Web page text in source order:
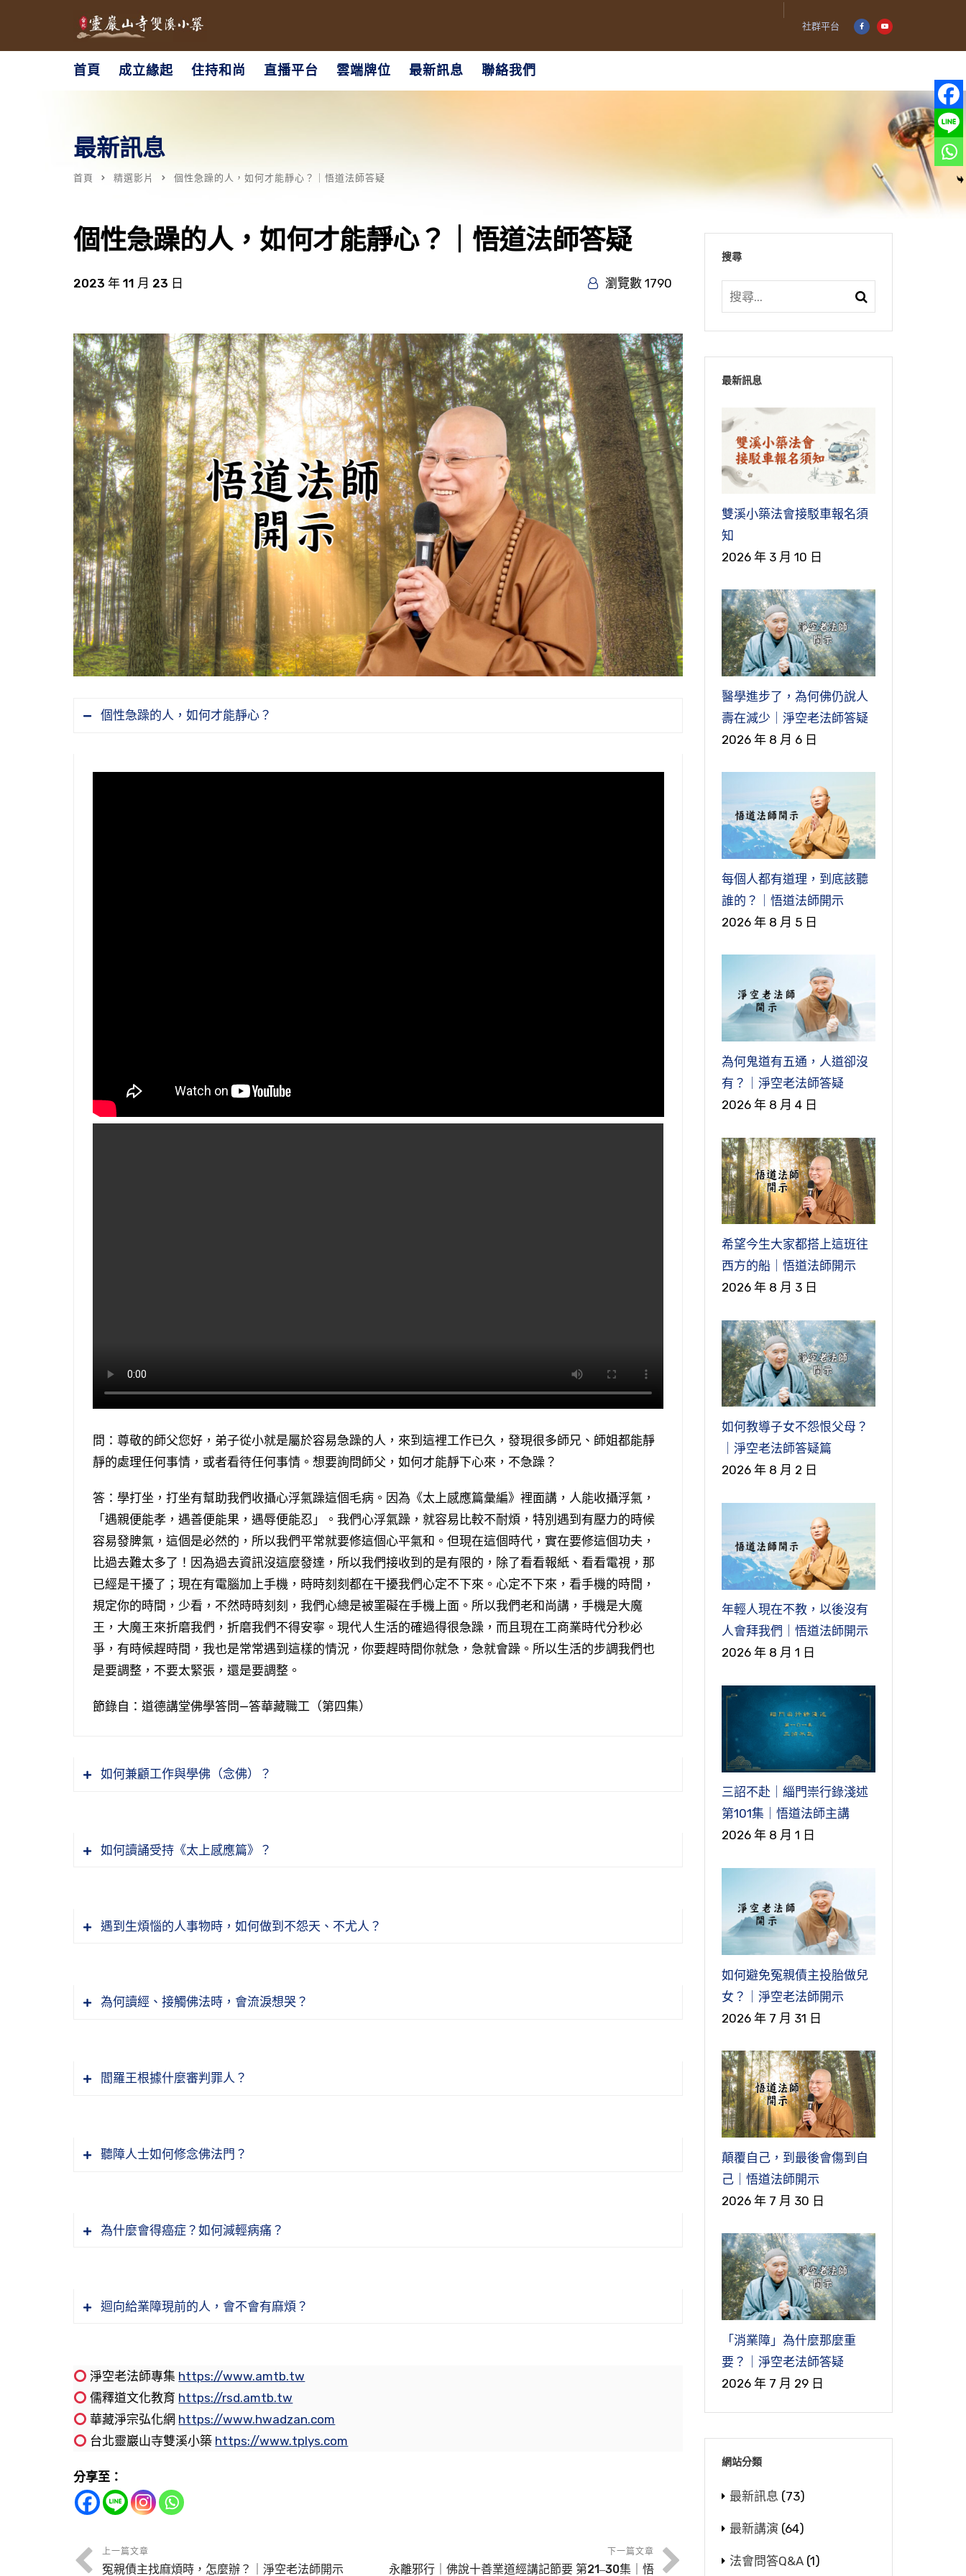
社群平台
首頁 成立緣起 住持和尚 直播平台 雲端牌位 最新訊息 聯絡我們
最新訊息
首頁 精選影片 個性急躁的人，如何才能靜心？｜悟道法師答疑
個性急躁的人，如何才能靜心？｜悟道法師答疑
2023 年 11 月 23 日 瀏覽數 1790
個性急躁的人，如何才能靜心？
問：尊敬的師父您好，弟子從小就是屬於容易急躁的人，來到這裡工作已久，發現很多師兄、師姐都能靜
靜的處理任何事情，或者看待任何事情。想要詢問師父，如何才能靜下心來，不急躁？
答：學打坐，打坐有幫助我們收攝心浮氣躁這個毛病。因為《太上感應篇彙編》裡面講，人能收攝浮氣，
「遇親便能孝，遇善便能果，遇辱便能忍」。我們心浮氣躁，就容易比較不耐煩，特別遇到有壓力的時候
容易發脾氣，這個是必然的，所以我們平常就要修這個心平氣和。但現在這個時代，實在要修這個功夫，
比過去難太多了！因為過去資訊沒這麼發達，所以我們接收到的是有限的，除了看看報紙、看看電視，那
已經是干擾了；現在有電腦加上手機，時時刻刻都在干擾我們心定不下來。心定不下來，看手機的時間，
規定你的時間，少看，不然時時刻刻，我們心總是被罣礙在手機上面。所以我們老和尚講，手機是大魔
王，大魔王來折磨我們，折磨我們不得安寧。現代人生活的確過得很急躁，而且現在工商業時代分秒必
爭，有時候趕時間，我也是常常遇到這樣的情況，你要趕時間你就急，急就會躁。所以生活的步調我們也
是要調整，不要太緊張，還是要調整。
節錄自：道德講堂佛學答問—答華藏職工（第四集）
如何兼顧工作與學佛（念佛）？
問：請教師父，如何兼顧工作與學佛（念佛）？
宜多，定課不要定得太多，如果工作很忙碌，一天定十念法。四十八願第十八願不是定十念法嗎？定課不
如何讀誦受持《太上感應篇》？
遇到生煩惱的人事物時，如何做到不怨天、不尤人？
為何讀經、接觸佛法時，會流淚想哭？
閻羅王根據什麼審判罪人？
聽障人士如何修念佛法門？
為什麼會得癌症？如何減輕病痛？
迴向給業障現前的人，會不會有麻煩？
淨空老法師專集 https://www.amtb.tw
儒釋道文化教育 https://rsd.amtb.tw
華藏淨宗弘化網 https://www.hwadzan.com
台北靈巖山寺雙溪小築 https://www.tplys.com
分享至：
上一篇文章
冤親債主找麻煩時，怎麼辦？｜淨空老法師開示
下一篇文章
永離邪行｜佛說十善業道經講記節要 第21‒30集｜悟
搜尋
最新訊息
雙溪小築法會接駁車報名須
知
2026 年 3 月 10 日
醫學進步了，為何佛仍說人
壽在減少｜淨空老法師答疑
2026 年 8 月 6 日
每個人都有道理，到底該聽
誰的？｜悟道法師開示
2026 年 8 月 5 日
為何鬼道有五通，人道卻沒
有？｜淨空老法師答疑
2026 年 8 月 4 日
希望今生大家都搭上這班往
西方的船｜悟道法師開示
2026 年 8 月 3 日
如何教導子女不怨恨父母？
｜淨空老法師答疑篇
2026 年 8 月 2 日
年輕人現在不教，以後沒有
人會拜我們｜悟道法師開示
2026 年 8 月 1 日
三詔不赴｜緇門崇行錄淺述
第101集｜悟道法師主講
2026 年 8 月 1 日
如何避免冤親債主投胎做兒
女？｜淨空老法師開示
2026 年 7 月 31 日
顛覆自己，到最後會傷到自
己｜悟道法師開示
2026 年 7 月 30 日
「消業障」為什麼那麼重
要？｜淨空老法師答疑
2026 年 7 月 29 日
網站分類
最新訊息 (73)
最新講演 (64)
法會問答Q&A(1)